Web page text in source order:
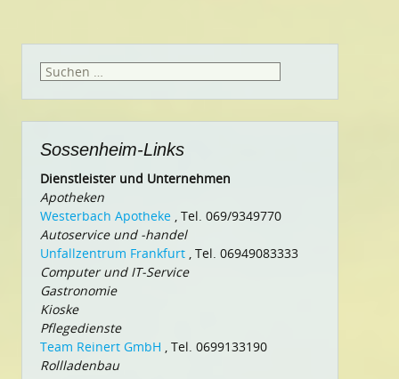
Suchen
Sossenheim-Links
Dienstleister und Unternehmen
Apotheken
Westerbach Apotheke , Tel. 069/9349770
Autoservice und -handel
Unfallzentrum Frankfurt , Tel. 06949083333
Computer und IT-Service
Gastronomie
Kioske
Pflegedienste
Team Reinert GmbH , Tel. 0699133190
Rollladenbau